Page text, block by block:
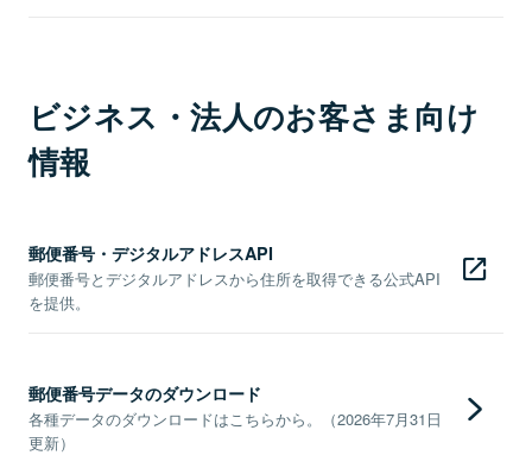
ビジネス・法人のお客さま向け
情報
郵便番号・デジタルアドレスAPI
郵便番号とデジタルアドレスから住所を取得できる公式API
を提供。
郵便番号データのダウンロード
各種データのダウンロードはこちらから。（2026年7月31日
更新）